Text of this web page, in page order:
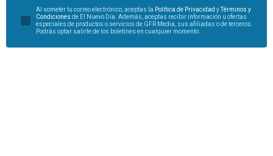
Al someter tu correo electrónico, aceptas la Política de Privacidad yTérminos y
Condiciones de El Nuevo Día. Además, aceptas recibir información u ofertas
especiales de productos o servicios de GFR Media, sus afiliadas o de terceros.
Podrás optar salirte de los boletines en cualquier momento.